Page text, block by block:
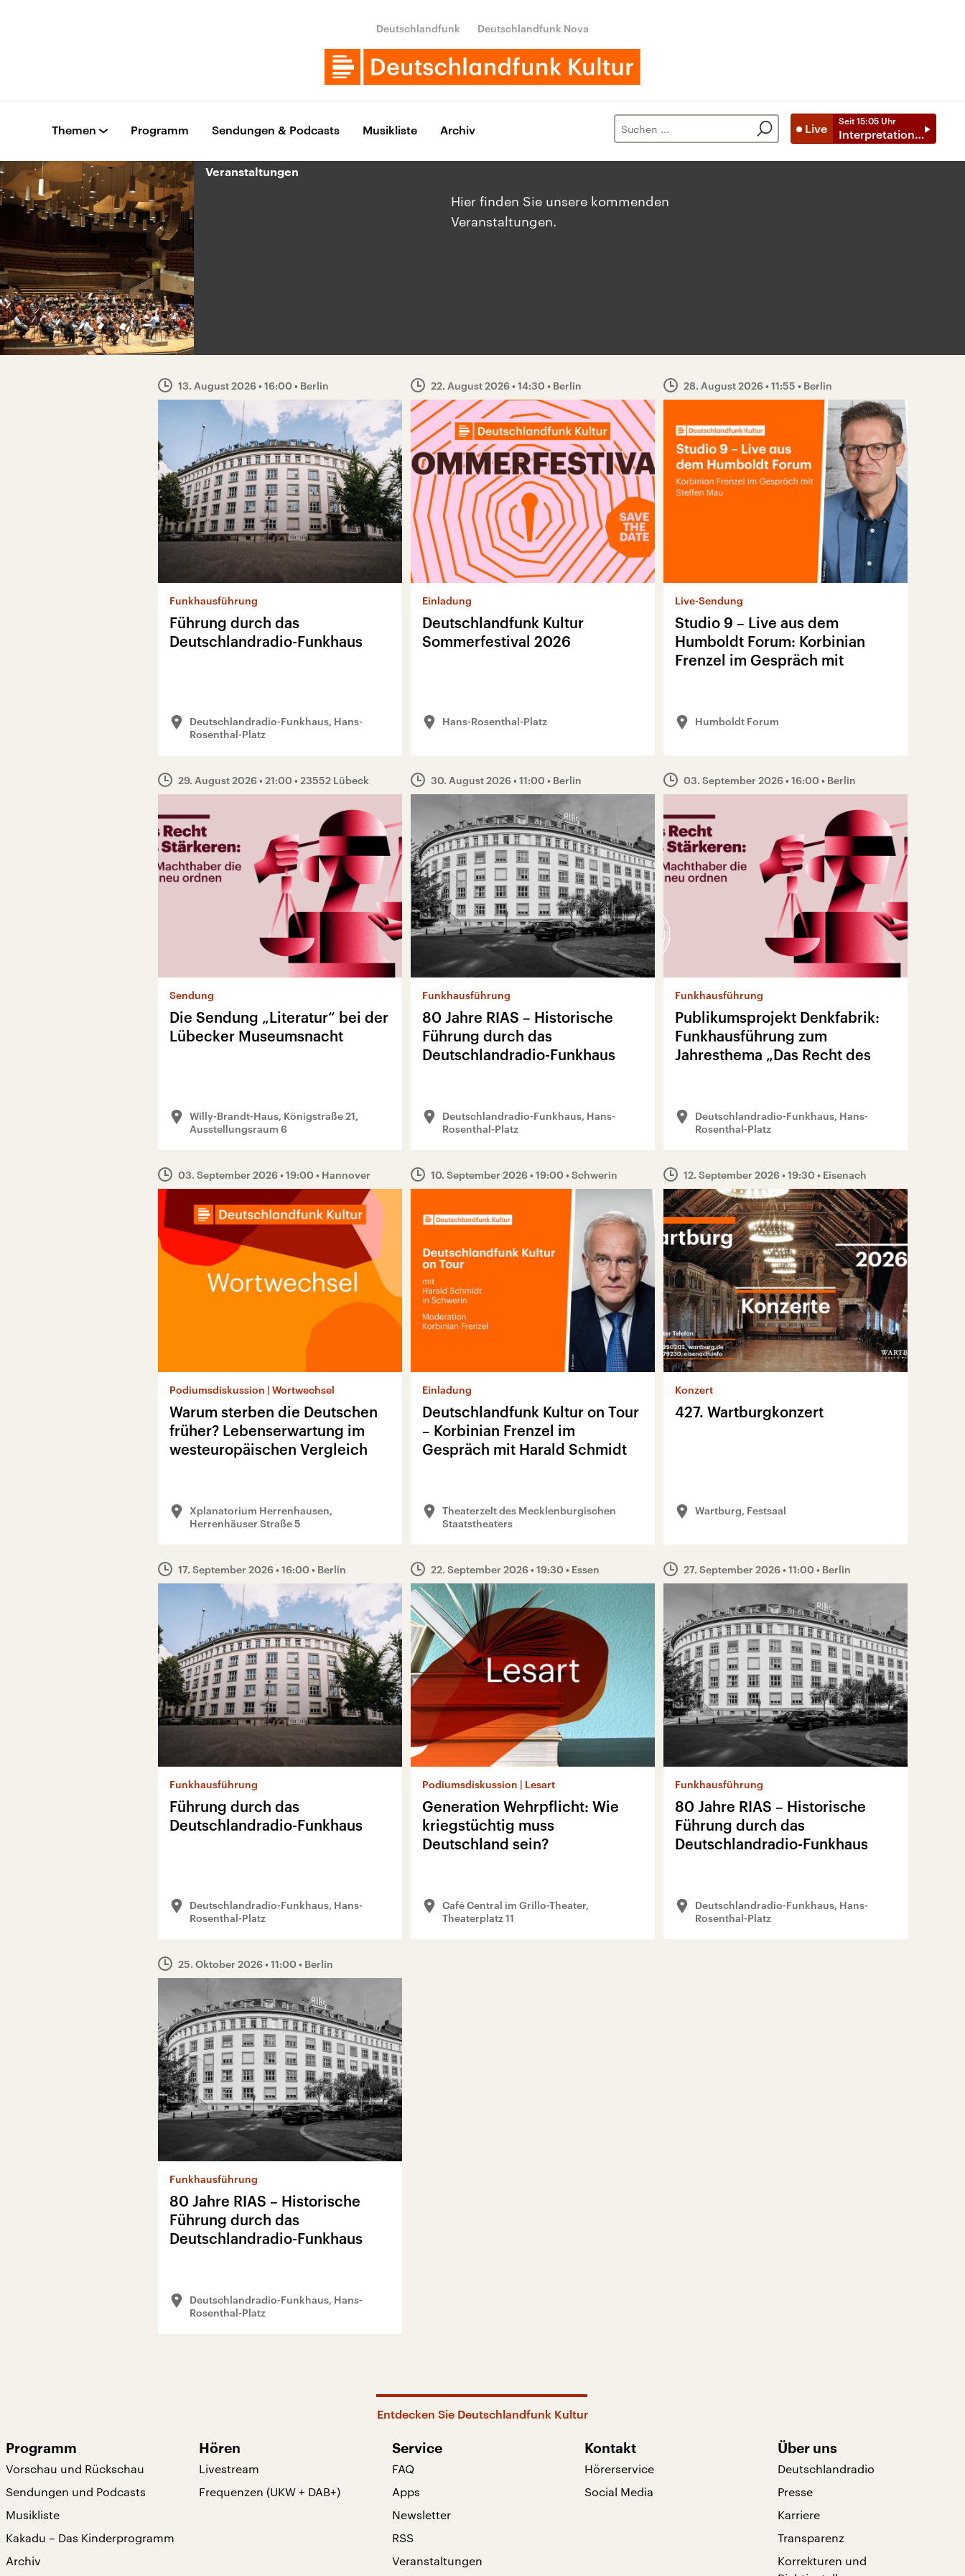
Deutschlandfunk Deutschlandfunk Nova
Live
Seit 15:05 Uhr
Interpretationen
Themen Programm Sendungen & Podcasts Musikliste Archiv
Veranstaltungen
Hier finden Sie unsere kommenden
Veranstaltungen.
13. August 2026• 16:00 • Berlin
Funkhausführung
Führung durch das
Deutschlandradio-Funkhaus
Deutschlandradio-Funkhaus, Hans-
Rosenthal-Platz
22. August 2026• 14:30 • Berlin
Einladung
Deutschlandfunk Kultur
Sommerfestival 2026
Hans-Rosenthal-Platz
28. August 2026• 11:55 • Berlin
Live-Sendung
Studio 9 – Live aus dem
Humboldt Forum: Korbinian
Frenzel im Gespräch mit
Humboldt Forum
29. August 2026• 21:00 • 23552 Lübeck
Sendung
Die Sendung „Literatur“ bei der
Lübecker Museumsnacht
Willy-Brandt-Haus, Königstraße 21,
Ausstellungsraum 6
30. August 2026• 11:00 • Berlin
Funkhausführung
80 Jahre RIAS – Historische
Führung durch das
Deutschlandradio-Funkhaus
Deutschlandradio-Funkhaus, Hans-
Rosenthal-Platz
03. September 2026• 16:00 • Berlin
Funkhausführung
Publikumsprojekt Denkfabrik:
Funkhausführung zum
Jahresthema „Das Recht des
Deutschlandradio-Funkhaus, Hans-
Rosenthal-Platz
03. September 2026• 19:00 • Hannover
Podiumsdiskussion | Wortwechsel
Warum sterben die Deutschen
früher? Lebenserwartung im
westeuropäischen Vergleich
Xplanatorium Herrenhausen,
Herrenhäuser Straße 5
10. September 2026• 19:00 • Schwerin
Einladung
Deutschlandfunk Kultur on Tour
– Korbinian Frenzel im
Gespräch mit Harald Schmidt
Theaterzelt des Mecklenburgischen
Staatstheaters
12. September 2026• 19:30 • Eisenach
Konzert
427. Wartburgkonzert
Wartburg, Festsaal
17. September 2026• 16:00 • Berlin
Funkhausführung
Führung durch das
Deutschlandradio-Funkhaus
Deutschlandradio-Funkhaus, Hans-
Rosenthal-Platz
22. September 2026• 19:30 • Essen
Podiumsdiskussion | Lesart
Generation Wehrpflicht: Wie
kriegstüchtig muss
Deutschland sein?
Café Central im Grillo-Theater,
Theaterplatz 11
27. September 2026• 11:00 • Berlin
Funkhausführung
80 Jahre RIAS – Historische
Führung durch das
Deutschlandradio-Funkhaus
Deutschlandradio-Funkhaus, Hans-
Rosenthal-Platz
25. Oktober 2026• 11:00 • Berlin
Funkhausführung
80 Jahre RIAS – Historische
Führung durch das
Deutschlandradio-Funkhaus
Deutschlandradio-Funkhaus, Hans-
Rosenthal-Platz
Entdecken Sie Deutschlandfunk Kultur
Programm
Vorschau und Rückschau
Sendungen und Podcasts
Musikliste
Kakadu – Das Kinderprogramm
Archiv
Hören
Livestream
Frequenzen (UKW + DAB+)
Service
FAQ
Apps
Newsletter
RSS
Veranstaltungen
Kontakt
Hörerservice
Social Media
Über uns
Deutschlandradio
Presse
Karriere
Transparenz
Korrekturen und